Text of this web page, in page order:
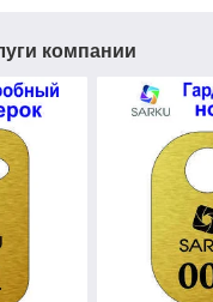
компании